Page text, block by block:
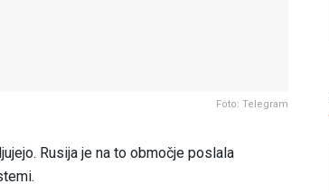
Foto: Telegram
Rusija je na to območje poslala